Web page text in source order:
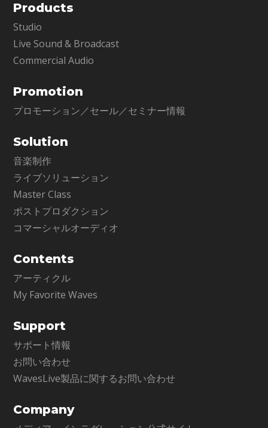
Products
Studio
Live Sound & Broadcast
Commercial Audio
Promotion
プロモーション／セール／セミナー情報
Solution
音楽制作
ライブソリューション
Master Class
ポストプロダクション
コマーシャルオーディオ
Contents
アーティクル
My Favorite Waves
Support
サポート情報
お問い合わせ
WavesLive製品に関するお問い合わせ
Company